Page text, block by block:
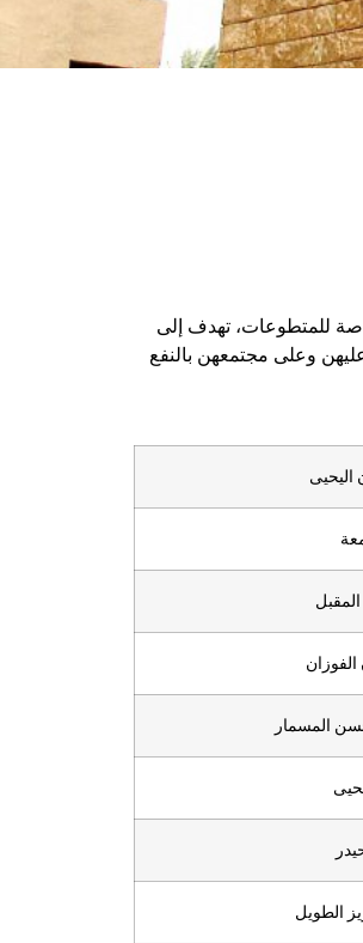
للمتطوعات، تهدف إلى
وعلى مجتمعهن بالنفع
اليحيى
المقبل
المسمار
الطويل